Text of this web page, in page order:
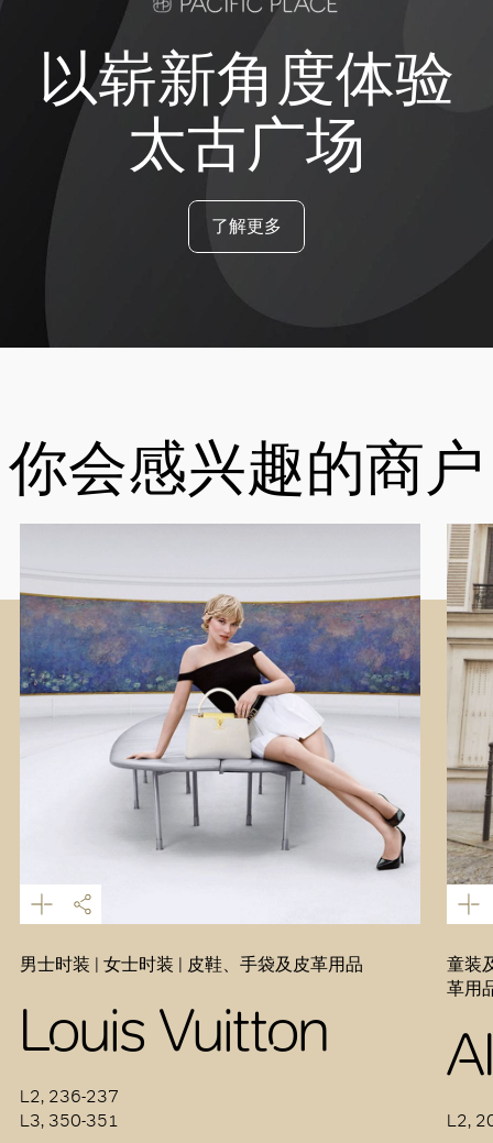
以崭新角度体验
太古广场
了解更多
你会感兴趣的商户
男士时装 | 女士时装 | 皮鞋、手袋及皮革用品
Louis Vuitton
L2, 236-237
L3, 350-351
童装
革用
L2,